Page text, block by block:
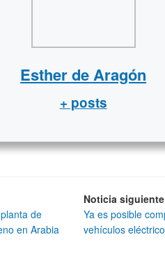
Esther de Aragón
+ posts
de
en Arabia
Noticia siguiente
Ya es posible
vehículos